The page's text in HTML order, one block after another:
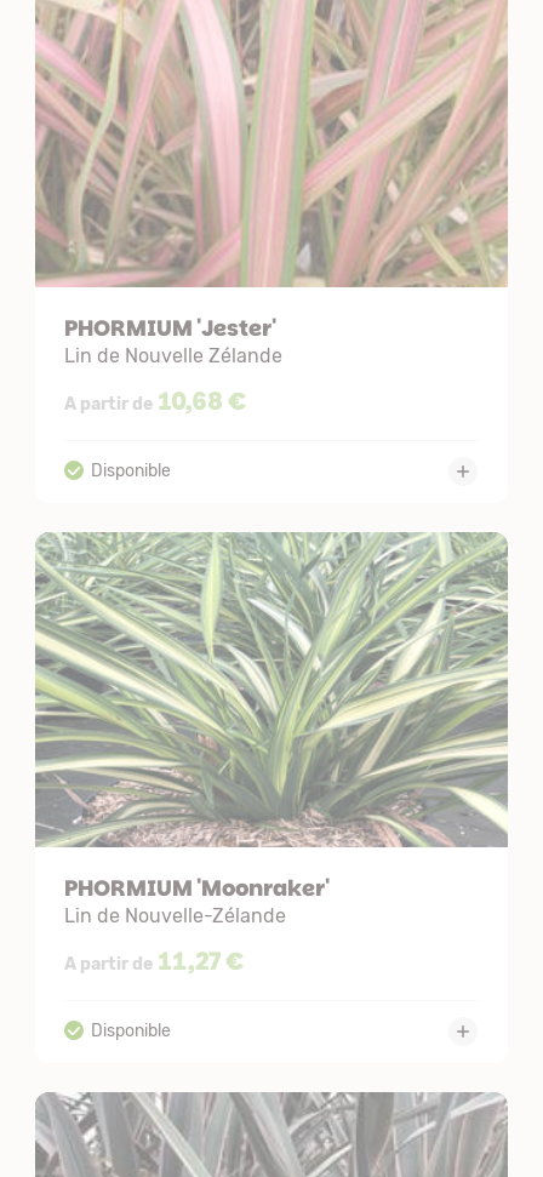
PHORMIUM 'Jester'
Lin de Nouvelle Zélande
A partir de 10,68 €
PHORMIUM 'Moonraker'
Lin de Nouvelle-Zélande
A partir de 11,27 €